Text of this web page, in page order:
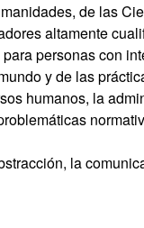
de las
altamente
personas con
y de las
humanos, la
la